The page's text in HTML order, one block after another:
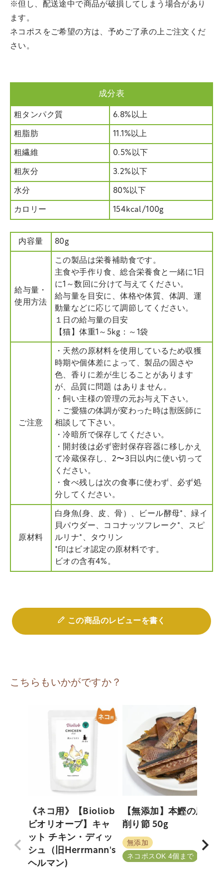
※但し、配送途中で商品が破損してしまう場合があり
ます。
ネコポスをご希望の方は、予めご了承の上ご注文くだ
さい。
成分表
粗タンパク質 6.8%以上
粗脂肪 11.1%以上
粗繊維 0.5%以下
粗灰分 3.2%以下
水分 80%以下
カロリー 154kcal/100g
内容量 80g
給与量・
使用方法
この製品は栄養補助食です。
主食や手作り食、総合栄養食と一緒に1日
に1～数回に分けて与えてください。
給与量を目安に、体格や体質、体調、運
動量などに応じて調節してください。
１日の給与量の目安
【猫】体重1～5kg：～1袋
ご注意
・天然の原材料を使用しているため収獲
時期や個体差によって、製品の固さや
色、香りに差が生じることがあります
が、品質に問題 はありません。
・飼い主様の管理の元お与え下さい。
・ご愛猫の体調が変わった時は獣医師に
相談して下さい。
・冷暗所で保存してください。
・開封後は必ず密封保存容器に移しかえ
て冷蔵保存し、2〜3日以内に使い切って
ください。
・食べ残しは次の食事に使わず、必ず処
分してください。
原材料
白身魚(身、皮、骨）、ビール酵母*、緑イ
貝パウダー、ココナッツフレーク*、スピ
ルリナ*、タウリン
*印はビオ認定の原材料です。
ビオの含有4%。
この商品のレビューを書く
こちらもいかがですか？
《ネコ用》【Bioliob
ビオリオーブ】キャ
ット チキン・ディッ
シュ（旧Herrmann's
ヘルマン)
【無添加】本鰹の厚
削り節 50g
無添加
ネコポスOK 4個まで